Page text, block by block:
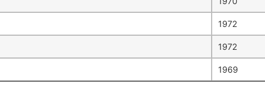
1972
1972
1969